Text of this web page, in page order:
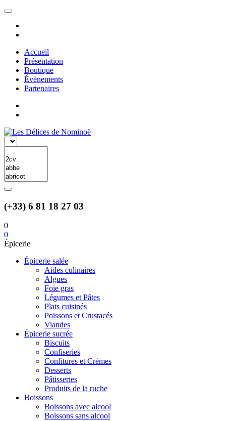
Accueil
Présentation
Boutique
Évènements
Partenaires
(+33) 6 81 18 27 03
0
0
Épicerie
Épicerie salée
Aides culinaires
Algues
Foie gras
Légumes et Pâtes
Plats cuisinés
Poissons et Crustacés
Viandes
Épicerie sucrée
Biscuits
Confiseries
Confitures et Crèmes
Desserts
Pâtisseries
Produits de la ruche
Boissons
Boissons avec alcool
Boissons sans alcool